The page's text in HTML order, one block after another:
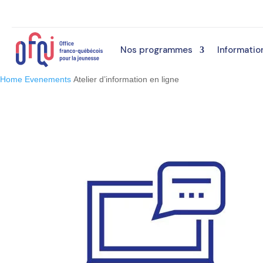
Nos programmes
Home Evenements Atelier d’information en ligne